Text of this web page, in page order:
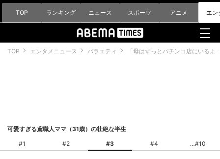
TOP ランキング ニュース スポーツ アニメ エン
TOP エンタメニュース バラエティ 「母はずっとパチンコ店にいる
可愛すぎる鳶職人ママ（31歳）の壮絶な半生
#1
#2 #3 #4 #10